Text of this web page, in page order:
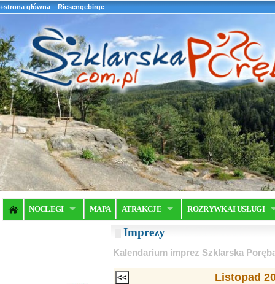
+strona główna Riesengebirge
NOCLEGI MAPA ATRAKCJE ROZRYWKA I USŁUGI
Imprezy
Kalendarium imprez Szklarska
Listopad